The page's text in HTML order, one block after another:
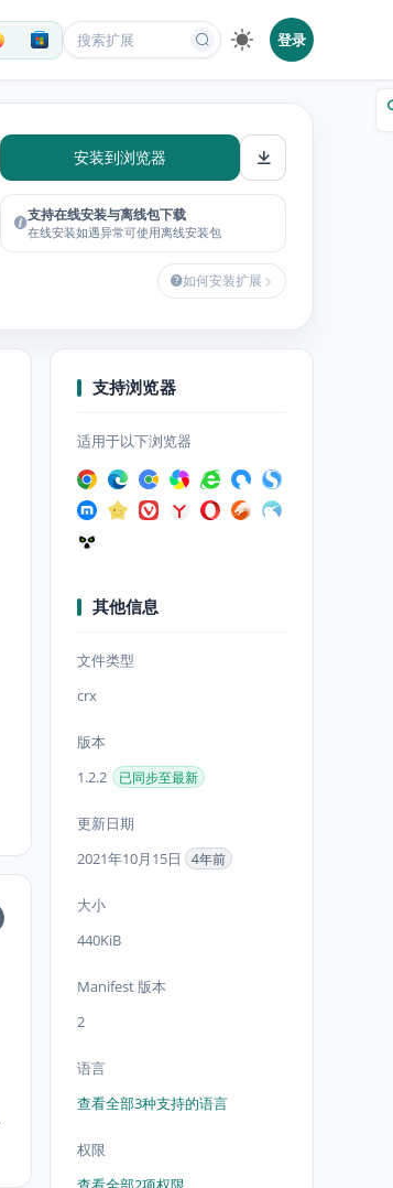
登录
安装到浏览器
支持在线安装与离线包下载
在线安装如遇异常可使用离线安装包
如何安装扩展
支持浏览器
适用于以下浏览器
其他信息
文件类型
crx
版本
1.2.2
已同步至最新
更新日期
2021年10月15日
4年前
大小
440KiB
Manifest 版本
2
语言
查看全部3种支持的语言
权限